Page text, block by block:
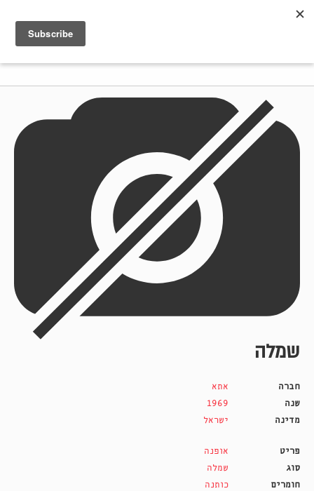
שמלה
חברה
אתא
שנה
1969
מדינה
ישראל
פריט
אופנה
סוג
שמלה
חומרים
כותנה